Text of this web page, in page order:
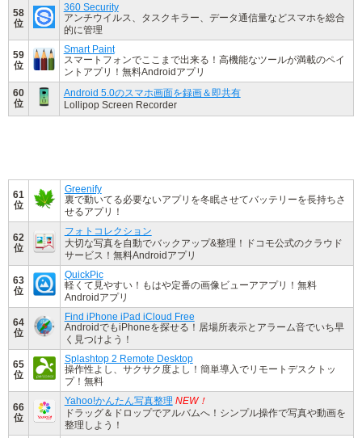
58
位
360 Security
アンチウイルス、タスクキラー、データ通信量などスマホを総合
的に管理
59
位
Smart Paint
スマートフォンでここまで出来る！高機能なツールが満載のペイ
ントアプリ！無料Androidアプリ
60
位
Android 5.0のスマホ画面を録画＆即共有
Lollipop Screen Recorder
61
位
Greenify
裏で動いてる必要ないアプリを冬眠させてバッテリーを長持ちさ
せるアプリ！
62
位
フォトコレクション
大切な写真を自動でバックアップ&整理！ドコモ公式のクラウド
サービス！無料Androidアプリ
63
位
QuickPic
軽くて見やすい！もはや定番の画像ビューアアプリ！無料
Androidアプリ
64
位
Find iPhone iPad iCloud Free
AndroidでもiPhoneを探せる！居場所表示とアラーム音でいち早
く見つけよう！
65
位
Splashtop 2 Remote Desktop
操作性よし、サクサク度よし！簡単導入でリモートデスクトッ
プ！無料
66
位
Yahoo!かんたん写真整理 NEW！
ドラッグ＆ドロップでアルバムへ！シンプル操作で写真や動画を
整理しよう！